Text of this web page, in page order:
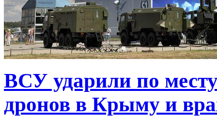
ВСУ ударили по
дронов в Крыму и